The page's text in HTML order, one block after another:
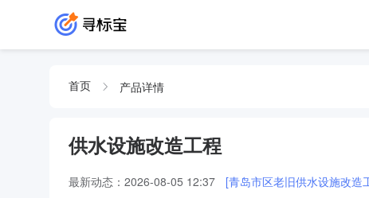
首页 产品详情
供水设施改造工程
最新动态： 2026-08-05 12:37 [青岛市区老旧供水设施改造